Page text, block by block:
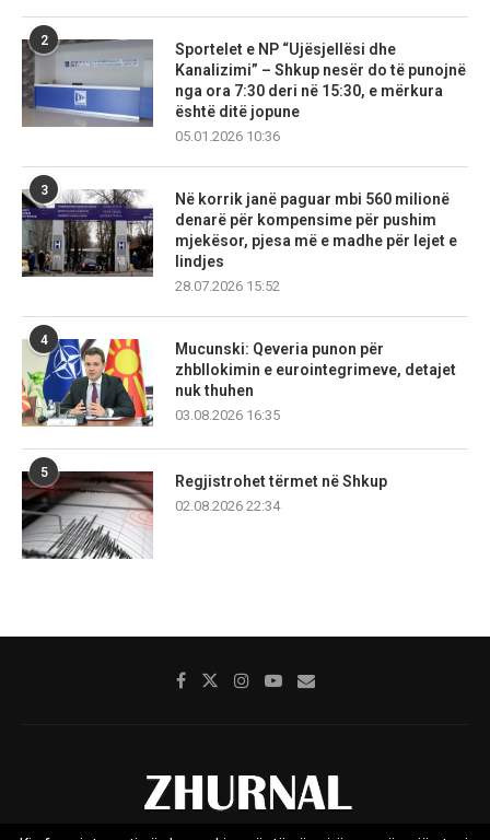
2
Sportelet e NP “Ujësjellësi dhe
Kanalizimi” – Shkup nesër do të punojnë
nga ora 7:30 deri në 15:30, e mërkura
është ditë jopune
05.01.2026 10:36
3
Në korrik janë paguar mbi 560 milionë
denarë për kompensime për pushim
mjekësor, pjesa më e madhe për lejet e
lindjes
28.07.2026 15:52
4
Mucunski: Qeveria punon për
zhbllokimin e eurointegrimeve, detajet
nuk thuhen
03.08.2026 16:35
5
Regjistrohet tërmet në Shkup
02.08.2026 22:34